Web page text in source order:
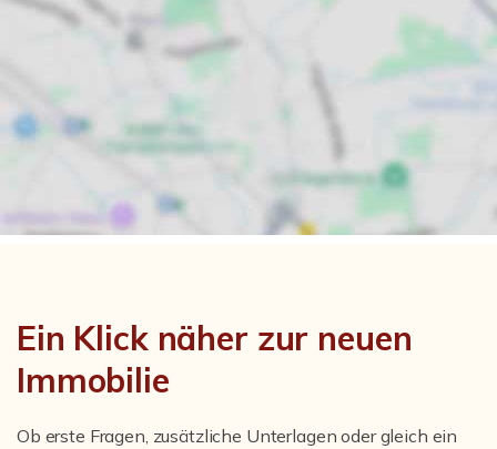
Ein Klick näher zur neuen
Immobilie
Ob erste Fragen, zusätzliche Unterlagen oder gleich ein